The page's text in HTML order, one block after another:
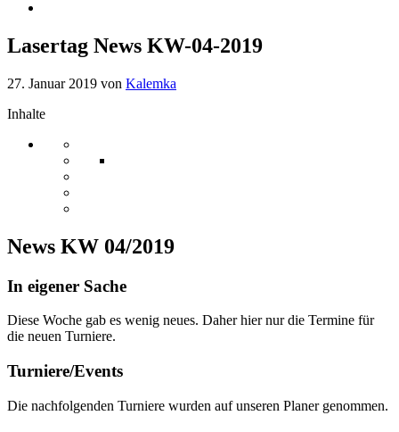
Lasertag News KW-04-2019
27. Januar 2019 von Kalemka
Inhalte
News KW 04/2019
In eigener Sache
Diese Woche gab es wenig neues. Daher hier nur die Termine für
die neuen Turniere.
Turniere/Events
Die nachfolgenden Turniere wurden auf unseren Planer genommen.